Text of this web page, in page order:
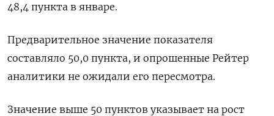
48,4 пункта в январе.
Предварительное значение показателя
составляло 50,0 пункта, и опрошенные Рейтер
аналитики не ожидали его пересмотра.
Значение выше 50 пунктов указывает на рост